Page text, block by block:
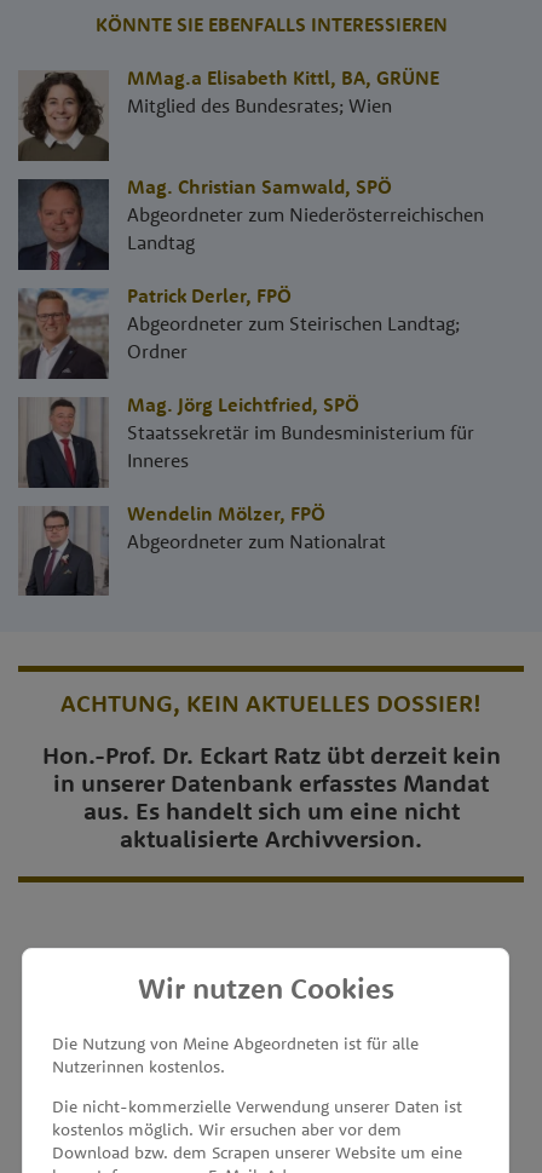
KÖNNTE SIE EBENFALLS INTERESSIEREN
MMag.a Elisabeth Kittl, BA, GRÜNE
Mitglied des Bundesrates; Wien
Mag. Christian Samwald, SPÖ
Abgeordneter zum Niederösterreichischen
Landtag
Patrick Derler, FPÖ
Abgeordneter zum Steirischen Landtag;
Ordner
Mag. Jörg Leichtfried, SPÖ
Staatssekretär im Bundesministerium für
Inneres
Wendelin Mölzer, FPÖ
Abgeordneter zum Nationalrat
ACHTUNG, KEIN AKTUELLES DOSSIER!
Hon.-Prof. Dr. Eckart Ratz übt derzeit kein
in unserer Datenbank erfasstes Mandat
aus. Es handelt sich um eine nicht
aktualisierte Archivversion.
MEINE ABGEORDNETEN
unterstützt von
Wir nutzen Cookies
Die Nutzung von Meine Abgeordneten ist für alle
Nutzerinnen kostenlos.
Die nicht-kommerzielle Verwendung unserer Daten ist
kostenlos möglich. Wir ersuchen aber vor dem
Download bzw. dem Scrapen unserer Website um eine